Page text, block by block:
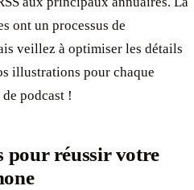
ont un processus de
veillez à optimiser les détails
illustrations pour chaque
podcast !
pour réussir votre